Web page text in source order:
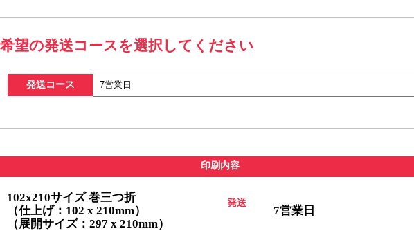
望の発送コースを選択してください
発送コース
印刷内容
102x210サイズ 巻三つ折
（仕上げ：102 x 210mm）
（展開サイズ：297 x 210mm）
発送
7営業日